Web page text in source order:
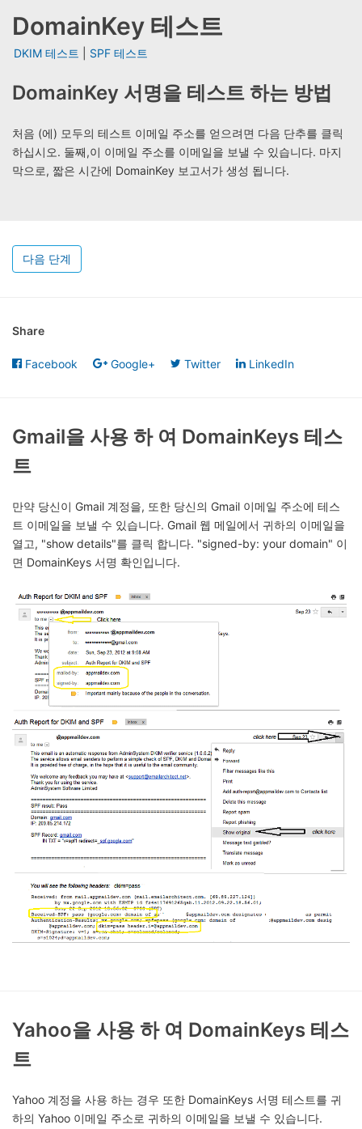
DomainKey 테스트
DKIM 테스트 SPF 테스트
DomainKey 서명을 테스트 하는 방법
처음 (에) 모두의 테스트 이메일 주소를 얻으려면 다음 단추를 클릭
하십시오. 둘째,이 이메일 주소를 이메일을 보낼 수 있습니다. 마지
막으로, 짧은 시간에 DomainKey 보고서가 생성 됩니다.
다음 단계
Share
Facebook Google+ Twitter LinkedIn
Gmail을 사용 하 여 DomainKeys 테스
트
만약 당신이 Gmail 계정을, 또한 당신의 Gmail 이메일 주소에 테스
트 이메일을 보낼 수 있습니다. Gmail 웹 메일에서 귀하의 이메일을
열고, "show details"를 클릭 합니다. "signed-by: your domain" 이
면 DomainKeys 서명 확인입니다.
Yahoo을 사용 하 여 DomainKeys 테스
트
Yahoo 계정을 사용 하는 경우 또한 DomainKeys 서명 테스트를 귀
하의 Yahoo 이메일 주소로 귀하의 이메일을 보낼 수 있습니다.